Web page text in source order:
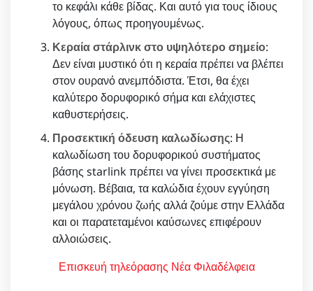
το κεφάλι κάθε βίδας. Και αυτό για τους ίδιους
λόγους, όπως προηγουμένως.
Κεραία στάρλινκ στο υψηλότερο σημείο:
Δεν είναι μυστικό ότι η κεραία πρέπει να βλέπει
στον ουρανό ανεμπόδιστα. Έτσι, θα έχει
καλύτερο δορυφορικό σήμα και ελάχιστες
καθυστερήσεις.
Προσεκτική όδευση καλωδίωσης: Η
καλωδίωση του δορυφορικού συστήματος
βάσης starlink πρέπει να γίνει προσεκτικά με
μόνωση. Βέβαια, τα καλώδια έχουν εγγύηση
μεγάλου χρόνου ζωής αλλά ζούμε στην Ελλάδα
και οι παρατεταμένοι καύσωνες επιφέρουν
αλλοιώσεις.
Επισκευή τηλεόρασης Νέα Φιλαδέλφεια